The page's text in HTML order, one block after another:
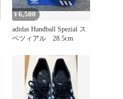
¥6,500
adidas Handball Spezial ス
ペツィアル 28.5cm